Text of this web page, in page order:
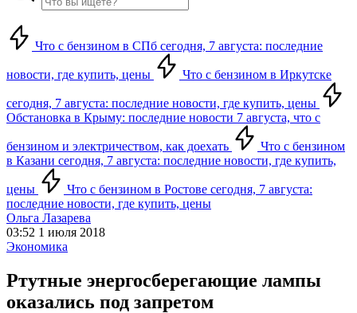
Что с бензином в СПб сегодня, 7 августа: последние
новости, где купить, цены Что с бензином в Иркутске
сегодня, 7 августа: последние новости, где купить, цены
Обстановка в Крыму: последние новости 7 августа, что с
бензином и электричеством, как доехать
Что с бензином
в Казани сегодня, 7 августа: последние новости, где купить,
цены
Что с бензином в Ростове сегодня, 7 августа:
последние новости, где купить, цены
Ольга Лазарева
03:52 1 июля 2018
Экономика
Ртутные энергосберегающие лампы
оказались под запретом